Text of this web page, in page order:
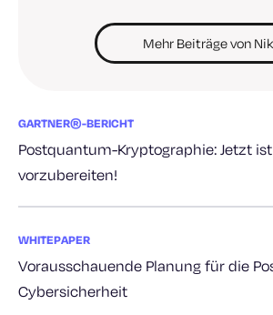
Mehr Beiträge von
GARTNER®-BERICHT
Postquantum-Kryptographie: Jetzt
vorzubereiten!
WHITEPAPER
Vorausschauende Planung für die
Cybersicherheit